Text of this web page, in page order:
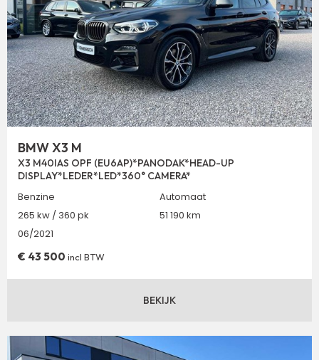
BMW X3 M
X3 M40IAS OPF (EU6AP)*PANODAK*HEAD-UP
DISPLAY*LEDER*LED*360° CAMERA*
Benzine
Automaat
265 kw / 360 pk
51 190 km
06/2021
€ 43 500 incl BTW
BEKIJK